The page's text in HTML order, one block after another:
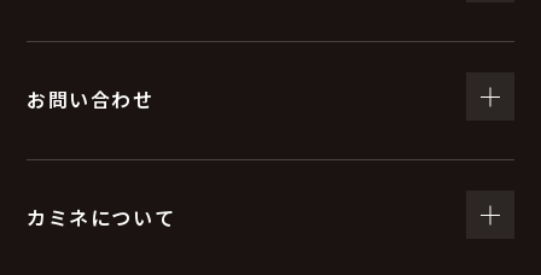
お問い合わせ
カミネについて